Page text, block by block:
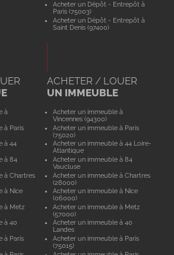
Acheter un Dépôt - Entrepôt à
Paris (75003)
Acheter un Dépôt - Entrepôt à
Saint Denis (97400)
à
à Paris
à 44
à 84
à Chartres
à Nice
à Metz
à 40
à Paris
ACHETER / LOUER
UN IMMEUBLE
Acheter un immeuble à
Vincennes (94300)
Acheter un immeuble à Paris
(75020)
Acheter un immeuble à 44 Loire-
Atlantique
Acheter un immeuble à 84
Vaucluse
Acheter un immeuble à Chartres
(28000)
Acheter un immeuble à Nice
(06000)
Acheter un immeuble à Metz
(57000)
Acheter un immeuble à 40
Landes
Acheter un immeuble à Paris
(75015)